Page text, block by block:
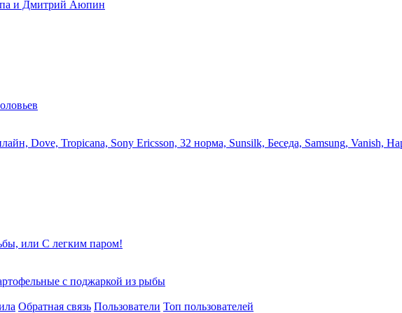
и Дмитрий Аюпин
Dove, Tropicana, Sony Ericsson, 32 норма, Sunsilk, Беседа, Samsung, Vanish,
или С легким паром!
с поджаркой из рыбы
Обратная связь Пользователи Топ пользователей